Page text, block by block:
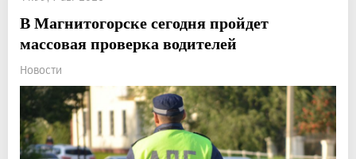
В Магнитогорске сегодня пройдет
массовая проверка водителей
Новости